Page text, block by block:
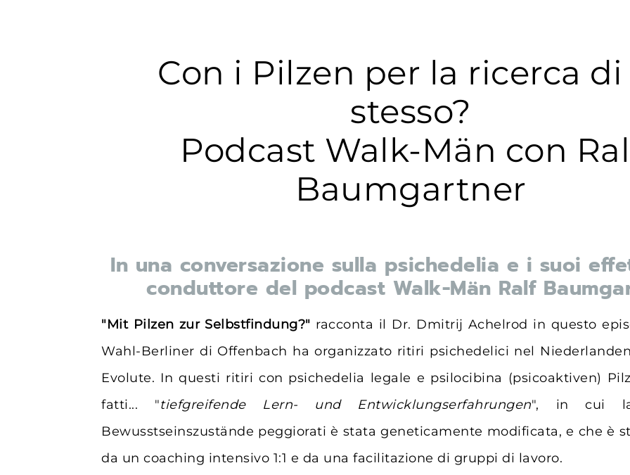
Con i Pilzen per la ricerca
stesso?
Podcast Walk-Män con
Baumgartner
In una conversazione sulla psichedelia e i suoi
conduttore del podcast Walk-Män Ralf
"Mit Pilzen zur Selbstfindung?" racconta il Dr. Dmitrij Achelrod in questo
Wahl-Berliner di Offenbach ha organizzato ritiri psichedelici nel
Evolute. In questi ritiri con psichedelia legale e psilocibina (psicoaktiven)
fatti... "tiefgreifende Lern- und Entwicklungserfahrungen", in cui
Bewusstseinszustände peggiorati è stata geneticamente modificata, e che è
da un coaching intensivo 1:1 e da una facilitazione di gruppi di lavoro.